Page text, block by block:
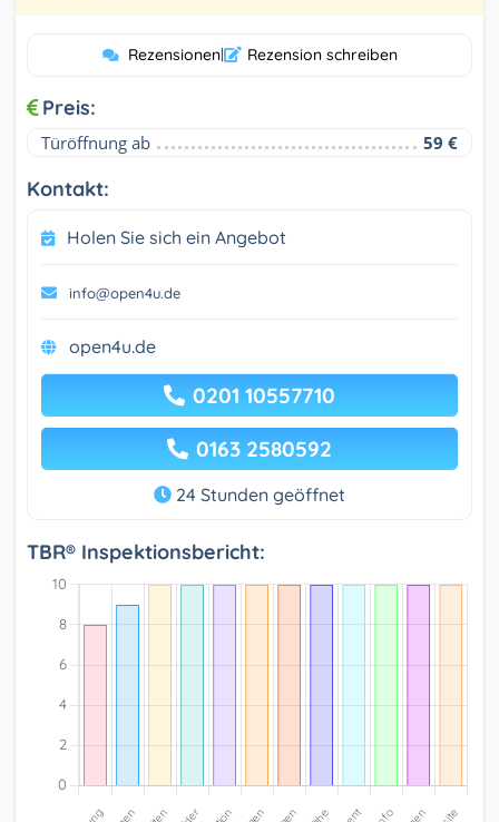
Rezensionen| Rezension schreiben
Preis:
Türöffnung ab 59 €
Kontakt:
Holen Sie sich ein Angebot
info@open4u.de
open4u.de
0201 10557710
0163 2580592
24 Stunden geöffnet
TBR® Inspektionsbericht: